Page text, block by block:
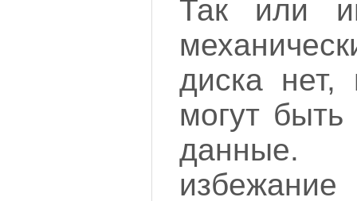
Так или
диска
могут